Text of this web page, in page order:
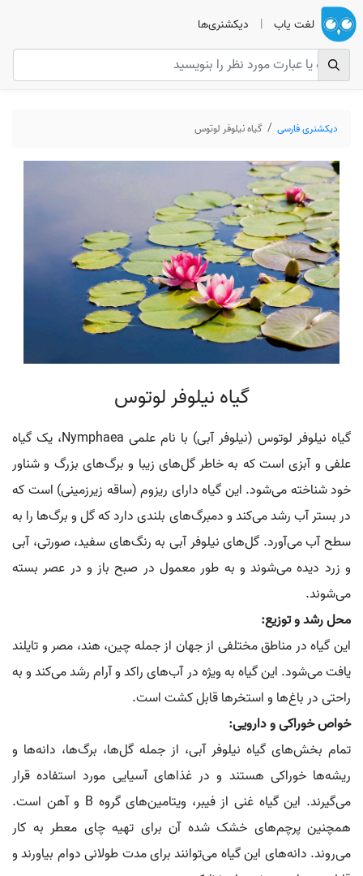
لغت یاب | دیکشنری‌ها
دیکشنری فارسی گیاه نیلوفر لوتوس
گیاه نیلوفر لوتوس
گیاه نیلوفر لوتوس (نیلوفر آبی) با نام علمی Nymphaea، یک گیاه
علفی و آبزی است که به خاطر گل‌های زیبا و برگ‌های بزرگ و شناور
خود شناخته می‌شود. این گیاه دارای ریزوم (ساقه زیرزمینی) است که
در بستر آب رشد می‌کند و دمبرگ‌های بلندی دارد که گل و برگ‌ها را به
سطح آب می‌آورد. گل‌های نیلوفر آبی به رنگ‌های سفید، صورتی، آبی
و زرد دیده می‌شوند و به طور معمول در صبح باز و در عصر بسته
می‌شوند.
محل رشد و توزیع:
این گیاه در مناطق مختلفی از جهان از جمله چین، هند، مصر و تایلند
یافت می‌شود. این گیاه به ویژه در آب‌های راکد و آرام رشد می‌کند و به
راحتی در باغ‌ها و استخرها قابل کشت است.
خواص خوراکی و دارویی:
تمام بخش‌های گیاه نیلوفر آبی، از جمله گل‌ها، برگ‌ها، دانه‌ها و
ریشه‌ها خوراکی هستند و در غذاهای آسیایی مورد استفاده قرار
می‌گیرند. این گیاه غنی از فیبر، ویتامین‌های گروه B و آهن است.
همچنین پرچم‌های خشک شده آن برای تهیه چای معطر به کار
می‌روند. دانه‌های این گیاه می‌توانند برای مدت طولانی دوام بیاورند و